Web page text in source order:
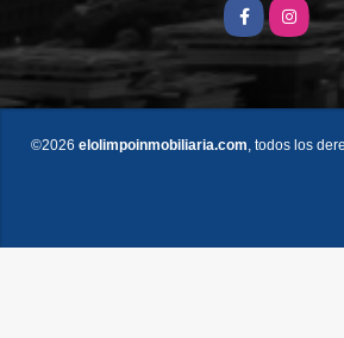
Facebook
©2026 elolimpoinmobiliaria.com, todos los